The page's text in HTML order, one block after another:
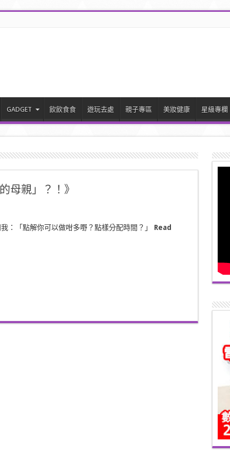
GADGET 飲飲食食 遊玩去處 親子專區 美妝健康 星級專欄
母親」？！》
：「點解你可以做咁多嘢？點樣分配時間？」 Read